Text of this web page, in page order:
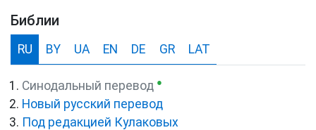
Библии
RU BY UA EN DE GR LAT
Синодальный перевод ●
Новый русский перевод
Под редакцией Кулаковых